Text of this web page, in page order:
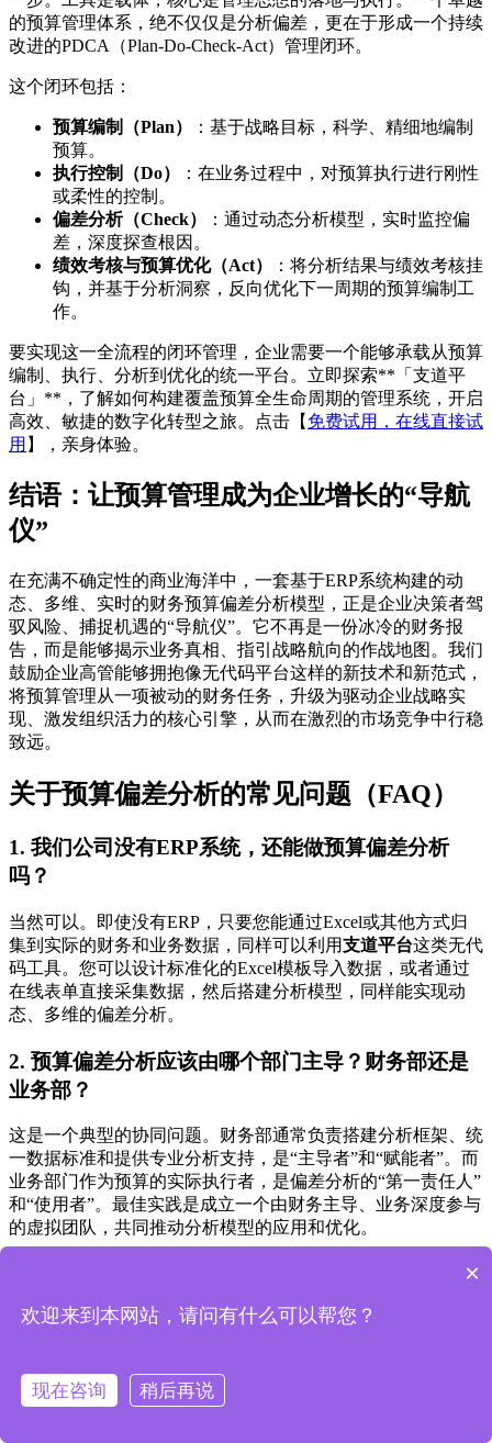
的预算管理体系，绝不仅仅是分析偏差，更在于形成一个持续
改进的PDCA（Plan-Do-Check-Act）管理闭环。
这个闭环包括：
预算编制（Plan）
：基于战略目标，科学、精细地编制
预算。
执行控制（Do）
：在业务过程中，对预算执行进行刚性
或柔性的控制。
偏差分析（Check）
：通过动态分析模型，实时监控偏
差，深度探查根因。
绩效考核与预算优化（Act）
：将分析结果与绩效考核挂
钩，并基于分析洞察，反向优化下一周期的预算编制工
作。
要实现这一全流程的闭环管理，企业需要一个能够承载从预算
编制、执行、分析到优化的统一平台。立即探索**「支道平
台」**，了解如何构建覆盖预算全生命周期的管理系统，开启
高效、敏捷的数字化转型之旅。点击【 免费试用，在线直接试
用 】，亲身体验。
结语：让预算管理成为企业增长的“导航
仪”
在充满不确定性的商业海洋中，一套基于ERP系统构建的动
态、多维、实时的财务预算偏差分析模型，正是企业决策者驾
驭风险、捕捉机遇的“导航仪”。它不再是一份冰冷的财务报
告，而是能够揭示业务真相、指引战略航向的作战地图。我们
鼓励企业高管能够拥抱像无代码平台这样的新技术和新范式，
将预算管理从一项被动的财务任务，升级为驱动企业战略实
现、激发组织活力的核心引擎，从而在激烈的市场竞争中行稳
致远。
关于预算偏差分析的常见问题（FAQ）
1. 我们公司没有ERP系统，还能做预算偏差分析
吗？
当然可以。即使没有ERP，只要您能通过Excel或其他方式归
集到实际的财务和业务数据，同样可以利用支道平台这类无代
码工具。您可以设计标准化的Excel模板导入数据，或者通过
在线表单直接采集数据，然后搭建分析模型，同样能实现动
态、多维的偏差分析。
2. 预算偏差分析应该由哪个部门主导？财务部还是
业务部？
这是一个典型的协同问题。财务部通常负责搭建分析框架、统
一数据标准和提供专业分析支持，是“主导者”和“赋能者”。而
业务部门作为预算的实际执行者，是偏差分析的“第一责任人”
和“使用者”。最佳实践是成立一个由财务主导、业务深度参与
的虚拟团队，共同推动分析模型的应用和优化。
3. 实施一套新的预算分析模型，需要多大的投入？
投入差异很大。如果选择传统软件或基于ERP二次开发，成本
50-80%，周期缩短至数周，许多企业甚至可以通过内部IT或
业务分析师团队自行完成搭建，投入更可控。
×
欢迎来到本网站，请问有什么可以帮您？
现在咨询 稍后再说